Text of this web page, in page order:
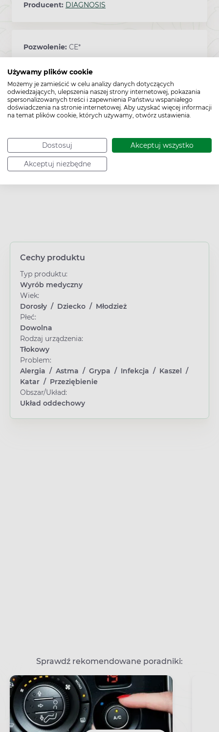
Używamy plików cookie
Możemy je zamieścić w celu analizy danych dotyczących
odwiedzających, ulepszenia naszej strony internetowej, pokazania
spersonalizowanych treści i zapewnienia Państwu wspaniałego
doświadczenia na stronie internetowej. Aby uzyskać więcej informacji
na temat plików cookie, których używamy, otwórz ustawienia.
Dostosuj Akceptuj wszystko
Akceptuj niezbędne
Producent: DIAGNOSIS
Pozwolenie: CE*
Kod EAN:5907581253656
To jest wyrób medyczny. Używaj go zgodnie z instrukcją
używania lub etykietą.
Cechy produktu
Typ produktu:
Wyrób medyczny
Wiek:
Dorosły / Dziecko / Młodzież
Płeć:
Dowolna
Rodzaj urządzenia:
Tłokowy
Problem:
Alergia / Astma / Grypa / Infekcja / Kaszel /
Katar / Przeziębienie
Obszar/Układ:
Układ oddechowy
Sprawdź rekomendowane poradniki: